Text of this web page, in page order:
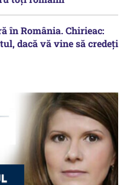
în România. Chirieac:
dacă vă vine să credeți